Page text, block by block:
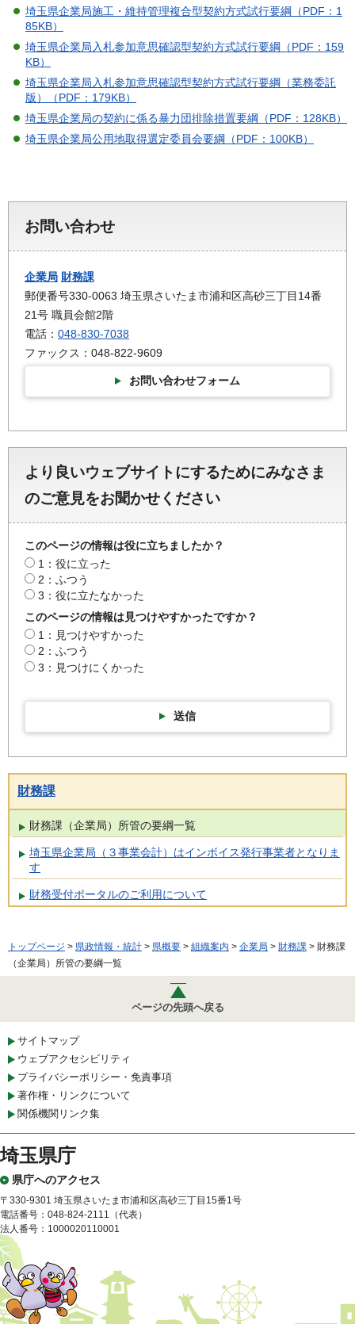
埼玉県企業局施工・維持管理複合型契約方式試行要綱（PDF：1
85KB）
埼玉県企業局入札参加意思確認型契約方式試行要綱（PDF：159
KB）
埼玉県企業局入札参加意思確認型契約方式試行要綱（業務委託
版）（PDF：179KB）
埼玉県企業局の契約に係る暴力団排除措置要綱（PDF：128KB）
埼玉県企業局公用地取得選定委員会要綱（PDF：100KB）
お問い合わせ
企業局 財務課
郵便番号330-0063 埼玉県さいたま市浦和区高砂三丁目14番
21号 職員会館2階
電話： 048-830-7038
ファックス：048-822-9609
お問い合わせフォーム
より良いウェブサイトにするためにみなさま
のご意見をお聞かせください
このページの情報は役に立ちましたか？
1：役に立った
2：ふつう
3：役に立たなかった
このページの情報は見つけやすかったですか？
1：見つけやすかった
2：ふつう
3：見つけにくかった
送信
財務課
財務課（企業局）所管の要綱一覧
埼玉県企業局（３事業会計）はインボイス発行事業者となりま
す
財務受付ポータルのご利用について
トップページ > 県政情報・統計 > 県概要 > 組織案内 > 企業局 > 財務課 > 財務課
（企業局）所管の要綱一覧
ページの先頭へ戻る
サイトマップ
ウェブアクセシビリティ
プライバシーポリシー・免責事項
著作権・リンクについて
関係機関リンク集
埼玉県庁
県庁へのアクセス
〒330-9301 埼玉県さいたま市浦和区高砂三丁目15番1号
電話番号：048-824-2111（代表）
法人番号：1000020110001